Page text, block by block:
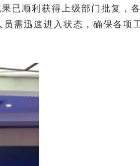
已顺利获得上级部门批复，
需迅速进入状态，确保各项